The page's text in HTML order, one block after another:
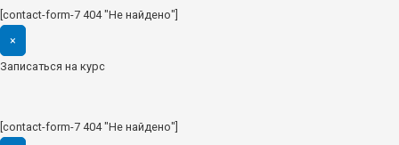
[contact-form-7 404 "Не найдено"]
×
Записаться на курс
[contact-form-7 404 "Не найдено"]